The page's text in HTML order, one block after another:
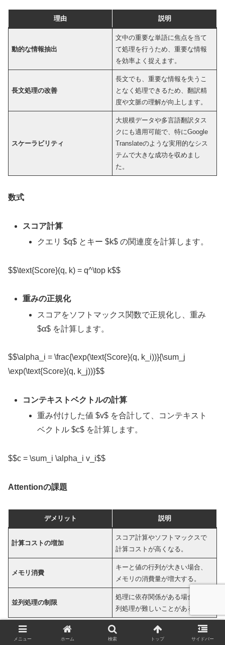
理由 説明
動的な情報抽出
文中の重要な単語に焦点を当て
て処理を行うため、重要な情報
を効率よく捉えます。
長文処理の改善
長文でも、重要な情報を失うこ
となく処理できるため、翻訳精
度や文脈の理解が向上します。
スケーラビリティ
大規模データや多言語翻訳タス
クにも適用可能で、特にGoogle
Translateのような実用的なシス
テムで大きな成功を収めまし
た。
数式
スコア計算
クエリ $q$ とキー $k$ の関連度を計算します。
$$\text{Score}(q, k) = q^\top k$$
重みの正規化
スコアをソフトマックス関数で正規化し、重み
$α$ を計算します。
$$\alpha_i = \frac{\exp(\text{Score}(q, k_i))}{\sum_j
\exp(\text{Score}(q, k_j))}$$
コンテキストベクトルの計算
重み付けした値 $v$ を合計して、コンテキスト
ベクトル $c$ を計算します。
$$c = \sum_i \alpha_i v_i$$
Attentionの課題
デメリット 説明
計算コストの増加
スコア計算やソフトマックスで
計算コストが高くなる。
メモリ消費
キーと値の行列が大きい場合、
メモリの消費量が増大する。
並列処理の制限
処理に依存関係がある場合、並
列処理が難しいことがある。
Attentionの実装例）
メニュー ホーム 検索 トップ サイドバー